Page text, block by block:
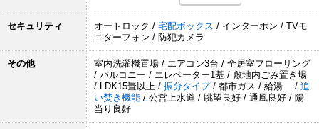
セキュリティ オートロック / 宅配ボックス / インターホン / TVモ
ニターフォン / 防犯カメラ
その他
室内洗濯機置場 / エアコン3台 / 全居室フローリング
/ バルコニー / エレベーター1基 / 敷地内ごみ置き場
/ LDK15畳以上 / 振分タイプ / 都市ガス / 給湯 / 追
い焚き機能 / 公営上水道 / 眺望良好 / 通風良好 / 陽
当り良好